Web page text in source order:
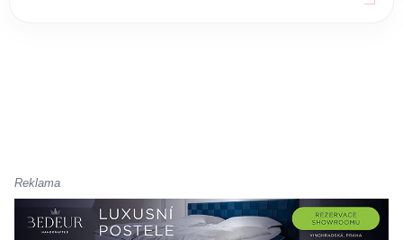
Reklama